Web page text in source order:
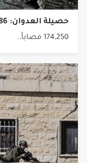
حصيلة العدوان: 73,386 شهيداً في قطاع غزة
174,250 مصاباً..